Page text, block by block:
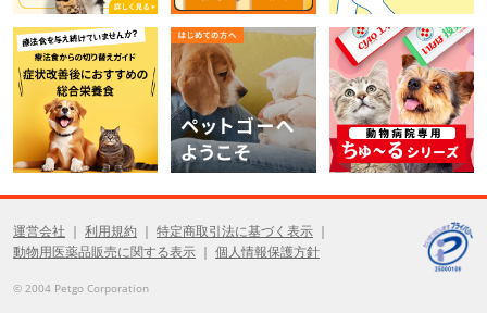
運営会社 利用規約
特定商取引法に基づく表示
動物用医薬品販売に関する表示
個人情報保護方針
© 2004 Petgo Corporation